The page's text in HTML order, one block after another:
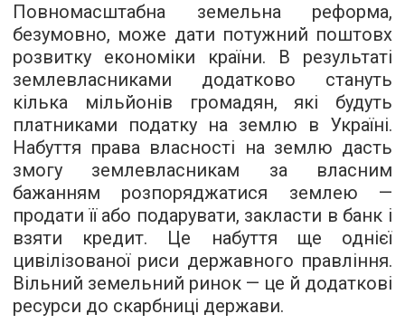
Повномасштабна земельна реформа,
безумовно, може дати потужний поштовх
розвитку економіки країни. В результаті
землевласниками додатково стануть
кілька мільйонів громадян, які будуть
платниками податку на землю в Україні.
Набуття права власності на землю дасть
змогу землевласникам за власним
бажанням розпоряджатися землею —
продати її або подарувати, закласти в банк і
взяти кредит. Це набуття ще однієї
цивілізованої риси державного правління.
Вільний земельний ринок — це й додаткові
ресурси до скарбниці держави.